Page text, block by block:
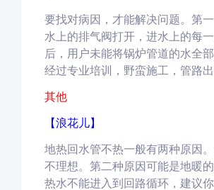
要找对病因，才能解决问题。第
水上的排气阀打开，进水上的每
后，用户未能将锅炉管道的水全
经过专业培训，野蛮施工，管路
其他
【浪花儿】
地热回水管不热一般有两种原因
不理想。第二种原因可能是地暖
热水不能进入到回路循环，建议